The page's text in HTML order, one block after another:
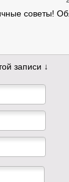
советы!
записи ↓